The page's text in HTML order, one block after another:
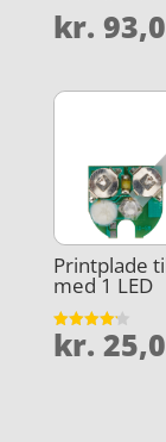
kr.
Printplade
med 1 LED
Vurderet
4.2
kr.